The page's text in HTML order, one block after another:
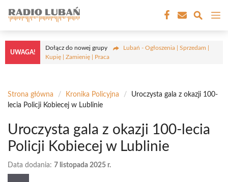
treści
UWAGA!
Dołącz do nowej grupy
Lubań - Ogłoszenia | Sprzedam |
Kupię | Zamienię | Praca
Strona główna / Kronika Policyjna /
Uroczysta gala z okazji 100-
lecia Policji Kobiecej w Lublinie
Uroczysta gala z okazji 100-lecia
Policji Kobiecej w Lublinie
Data dodania: 7 listopada 2025 r.